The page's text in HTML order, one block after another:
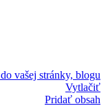
do vašej stránky, blogu
Vytlačiť
Pridať obsah